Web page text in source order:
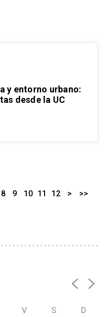
y entorno urbano:
desde la UC
8 9 10 11 12 > >>
V S D